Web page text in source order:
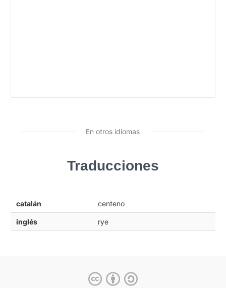
En otros idiomas
Traducciones
catalán centeno
inglés rye